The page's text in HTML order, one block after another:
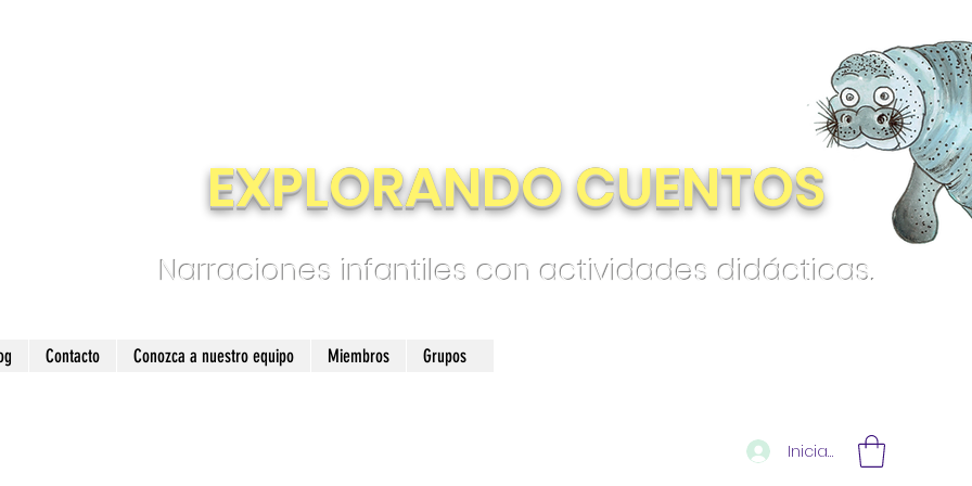
EXPLORANDO CUENTOS
Narraciones infantiles con actividades didácticas.
Iniciar sesión
Contacto Conozca a nuestro equipo Miembros Grupos